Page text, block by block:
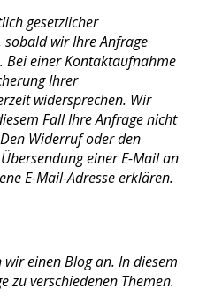
gesetzlicher
wir Ihre Anfrage
Bei einer Kontaktaufnahme
Ihrer
widersprechen. Wir
Fall Ihre Anfrage nicht
Widerruf oder den
einer E-Mail an
E-Mail-Adresse erklären.
einen Blog an. In diesem
zu verschiedenen Themen.